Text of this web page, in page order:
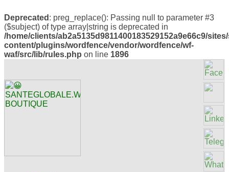
Deprecated : preg_replace(): Passing null to parameter #3
($subject) of type array|string is deprecated in
/home/clients/ab2a5135d9811400183529152a9e66c9/
content/plugins/wordfence/vendor/wordfence/wf-
waf/src/lib/rules.php on line 1896